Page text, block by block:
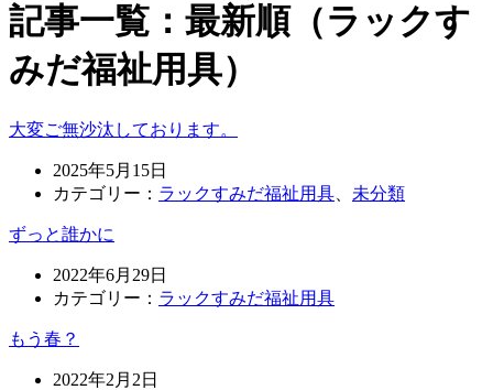
記事一覧：最新順（ラックす
みだ福祉用具）
大変ご無沙汰しております。
2025年5月15日
カテゴリー： ラックすみだ福祉用具 未分類
ずっと誰かに
2022年6月29日
カテゴリー： ラックすみだ福祉用具
もう春？
2022年2月2日